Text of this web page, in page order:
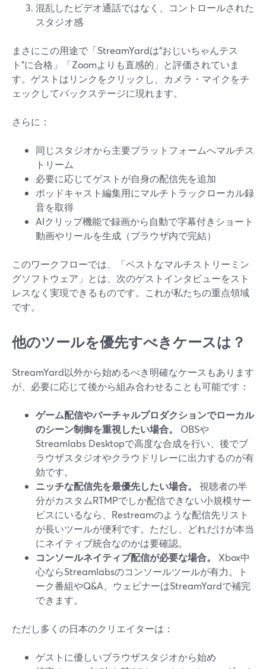
混乱したビデオ通話ではなく、コントロールされた
スタジオ感
まさにこの用途で「StreamYardは“おじいちゃんテス
ト”に合格」「Zoomよりも直感的」と評価されていま
す。ゲストはリンクをクリックし、カメラ・マイクをチ
ェックしてバックステージに現れます。
さらに：
同じスタジオから主要プラットフォームへマルチス
トリーム
必要に応じてゲストが自身の配信先を追加
ポッドキャスト編集用にマルチトラックローカル録
音を取得
AIクリップ機能で録画から自動で字幕付きショート
動画やリールを生成（ブラウザ内で完結）
このワークフローでは、「ベストなマルチストリーミン
グソフトウェア」とは、次のゲストインタビューをスト
レスなく実現できるものです。これが私たちの重点領域
です。
他のツールを優先すべきケースは？
StreamYard以外から始めるべき明確なケースもあります
が、必要に応じて後から組み合わせることも可能です：
ゲーム配信やバーチャルプロダクションでローカル
のシーン制御を重視したい場合。
OBSや
Streamlabs Desktopで高度な合成を行い、後でブ
ラウザスタジオやクラウドリレーに出力するのが有
効です。
ニッチな配信先を最優先したい場合。
視聴者の半
分がカスタムRTMPでしか配信できない小規模サー
ビスにいるなら、Restreamのような配信先リスト
が長いツールが便利です。ただし、どれだけが本当
にネイティブ統合なのかは要確認。
コンソールネイティブ配信が必要な場合。
Xbox中
心ならStreamlabsのコンソールツールが有力。ト
ーク番組やQ&A、ウェビナーはStreamYardで補完
できます。
ただし多くの日本のクリエイターは：
ゲストに優しいブラウザスタジオから始め